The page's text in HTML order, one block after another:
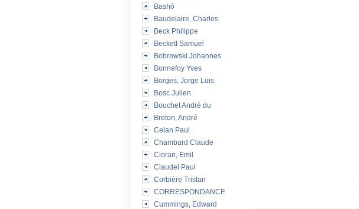
Bashô
Baudelaire, Charles
Beck Philippe
Beckett Samuel
Bobrowski Johannes
Bonnefoy Yves
Borges, Jorge Luis
Bosc Julien
Bouchet André du
Breton, André
Celan Paul
Chambard Claude
Cioran, Emil
Claudel Paul
Corbière Tristan
CORRESPONDANCE
Cummings, Edward